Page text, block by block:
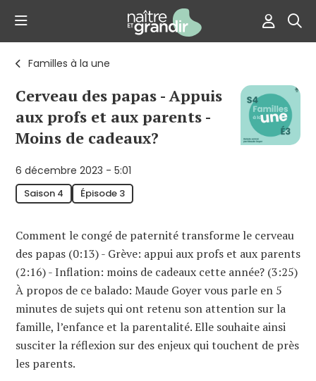
Familles à la une
Cerveau des papas - Appuis
aux profs et aux parents -
Moins de cadeaux?
6 décembre 2023 - 5:01
Saison 4 Épisode 3
Comment le congé de paternité transforme le cerveau
des papas (0:13) - Grève: appui aux profs et aux parents
(2:16) - Inflation: moins de cadeaux cette année? (3:25)
À propos de ce balado: Maude Goyer vous parle en 5
minutes de sujets qui ont retenu son attention sur la
famille, l’enfance et la parentalité. Elle souhaite ainsi
susciter la réflexion sur des enjeux qui touchent de près
les parents.